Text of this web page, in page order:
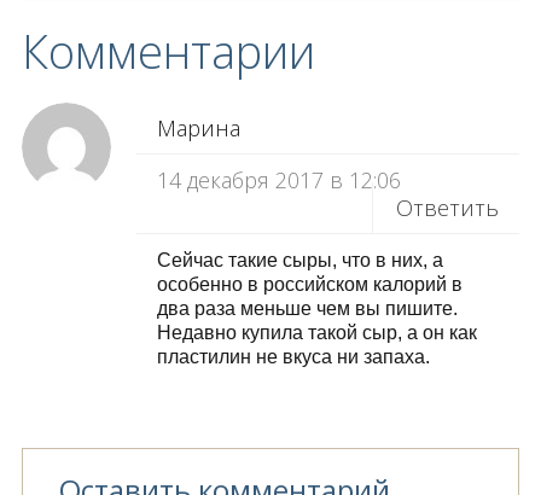
Комментарии
Марина
14 декабря 2017 в 12:06
Ответить
Сейчас такие сыры, что в них, а
особенно в российском калорий в
два раза меньше чем вы пишите.
Недавно купила такой сыр, а он как
пластилин не вкуса ни запаха.